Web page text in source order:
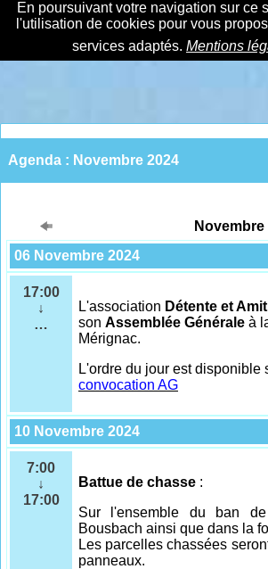
En poursuivant votre navigation sur ce
l'utilisation de cookies pour vous
services adaptés. Mentions
Agenda : Novembre 2024
Novembre
06 Novembre 2024
17:00
↓
…
L'association Détente et
son Assemblée Générale à
Mérignac.
L'ordre du jour est disponible
convocation AG
10 Novembre 2024
7:00
↓
17:00
Battue de chasse :
Sur l'ensemble
du ban
Bousbach ainsi que dans la
Les parcelles chassées
panneaux.